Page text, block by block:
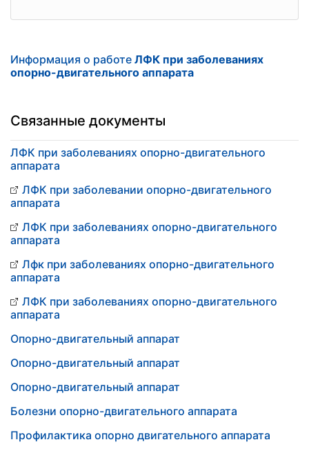
Информация о работе ЛФК при заболеваниях
опорно-двигательного аппарата
Связанные документы
ЛФК при заболеваниях опорно-двигательного
аппарата
ЛФК при заболевании опорно-двигательного
аппарата
ЛФК при заболеваниях опорно-двигательного
аппарата
Лфк при заболеваниях опорно-двигательного
аппарата
ЛФК при заболеваниях опорно-двигательного
аппарата
Опорно-двигательный аппарат
Опорно-двигательный аппарат
Опорно-двигательный аппарат
Болезни опорно-двигательного аппарата
Профилактика опорно двигательного аппарата